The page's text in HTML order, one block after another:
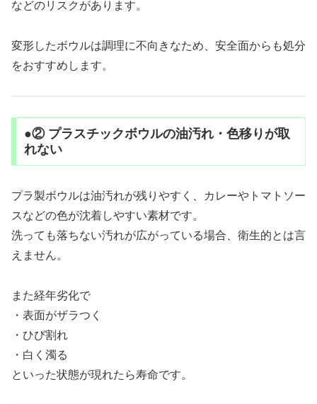
などのリスクがあります。
変形したボウルは調理に不向きなため、安全面からも処分
をおすすめします。
●② プラスチックボウルの油汚れ・色移りが取
れない
プラ製ボウルは油汚れが残りやすく、カレーやトマトソー
スなどの色が沈着しやすい素材です。
洗っても落ちない汚れが広がっている場合、衛生的とは言
えません。
また経年劣化で
・表面がザラつく
・ひび割れ
・白く濁る
といった状態が現れたら寿命です。